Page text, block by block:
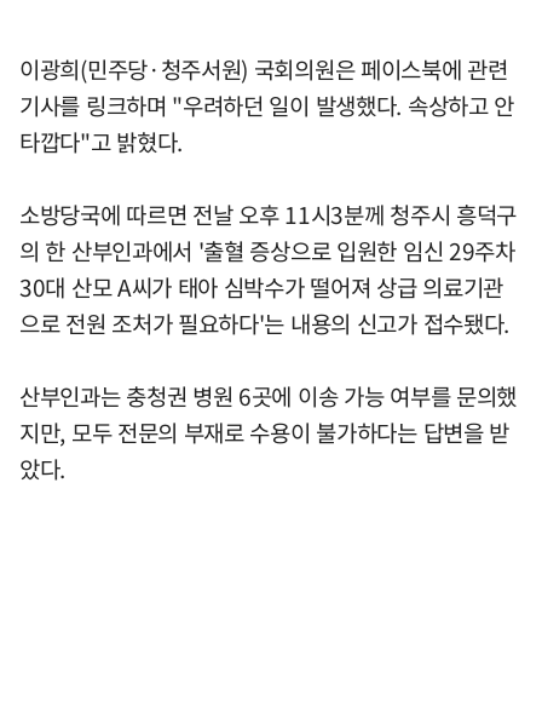
이광희(민주당·청주서원) 국회의원은 페이스북에 관련
기사를 링크하며 "우려하던 일이 발생했다. 속상하고 안
타깝다"고 밝혔다.
소방당국에 따르면 전날 오후 11시3분께 청주시 흥덕구
의 한 산부인과에서 '출혈 증상으로 입원한 임신 29주차
30대 산모 A씨가 태아 심박수가 떨어져 상급 의료기관
으로 전원 조처가 필요하다'는 내용의 신고가 접수됐다.
산부인과는 충청권 병원 6곳에 이송 가능 여부를 문의했
지만, 모두 전문의 부재로 수용이 불가하다는 답변을 받
았다.